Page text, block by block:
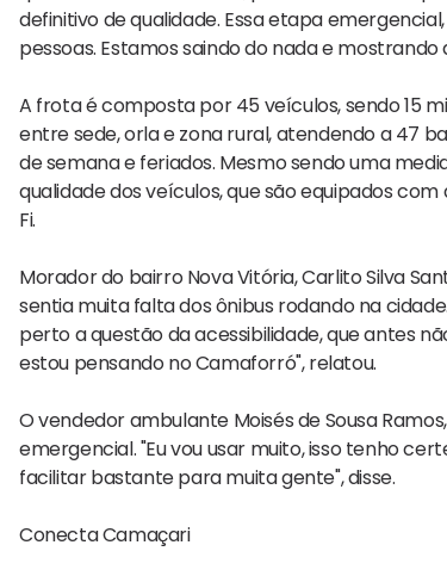
definitivo de qualidade. Essa etapa
pessoas. Estamos saindo do nada e
A frota é composta por 45 veículos, sendo 15
entre sede, orla e zona rural, atendendo a 47
de semana e feriados. Mesmo sendo uma
qualidade dos veículos, que são equipados
Fi.
Morador do bairro Nova Vitória, Carlito Silva
sentia muita falta dos ônibus rodando na
perto a questão da acessibilidade, que antes
estou pensando no Camaforró", relatou.
O vendedor ambulante Moisés de Sousa
emergencial. "Eu vou usar muito, isso tenho
facilitar bastante para muita gente", disse.
Conecta Camaçari